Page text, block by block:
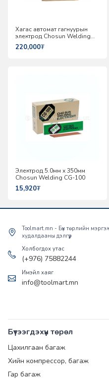
Хагас автомат гагнуурын
электрод Chosun Welding
CSF-81T
220,000₮
Электрод 5.0мм х 350мм
Chosun Welding CG-100
15,920₮
Toolmart.mn - Бүх төрлийн
худалдааны дэлгүүр
Холбогдох утас
(+976) 75882244
Имэйл хаяг
info@toolmart.mn
Бүтээгдэхүүн төрөл
Цахилгаан багаж
Хийн компрессор, багаж
Гар багаж